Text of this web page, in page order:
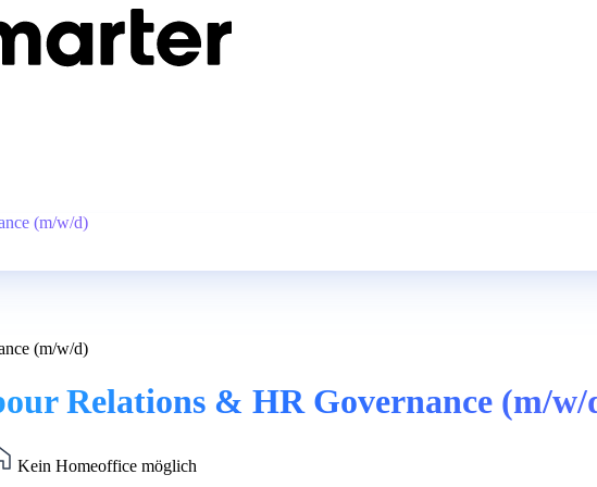
(m/w/d)
(m/w/d)
Relations & HR Governance (m/w/
Kein Homeoffice möglich